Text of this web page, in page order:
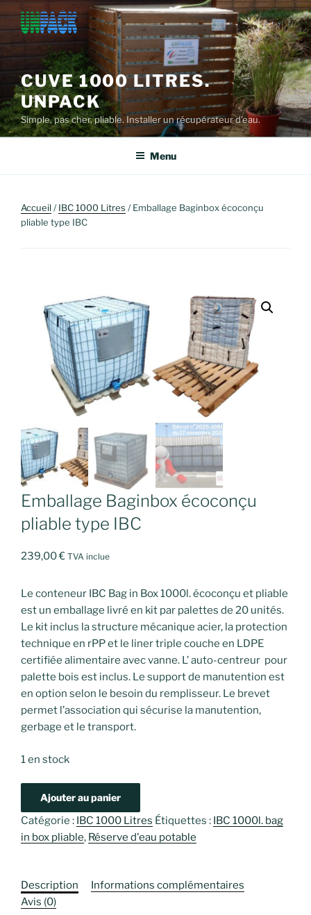
Aller
contenu
principal
CUVE 1000 LITRES.
UNPACK
Simple, pas cher, pliable. Installer un récupérateur d'eau.
Menu
Accueil/IBC 1000 Litres / Emballage Baginbox écoconçu
pliable type IBC
Emballage Baginbox écoconçu
pliable type IBC
239,00€ TVA inclue
Le conteneur IBC Bag in Box 1000l. écoconçu et pliable
est un emballage livré en kit par palettes de 20 unités.
Le kit inclus la structure mécanique acier, la protection
technique en rPP et le liner triple couche en LDPE
certifiée alimentaire avec vanne. L’ auto-centreur pour
palette bois est inclus. Le support de manutention est
en option selon le besoin du remplisseur. Le brevet
permet l’association qui sécurise la manutention,
gerbage et le transport.
1 en stock
quantité
Emballage
Baginbox
type
IBC
Ajouter au panier
Catégorie : IBC 1000 Litres Étiquettes : IBC 1000l. bag
in box pliable, Réserve d'eau potable
Description
Informations complémentaires
Avis (0)